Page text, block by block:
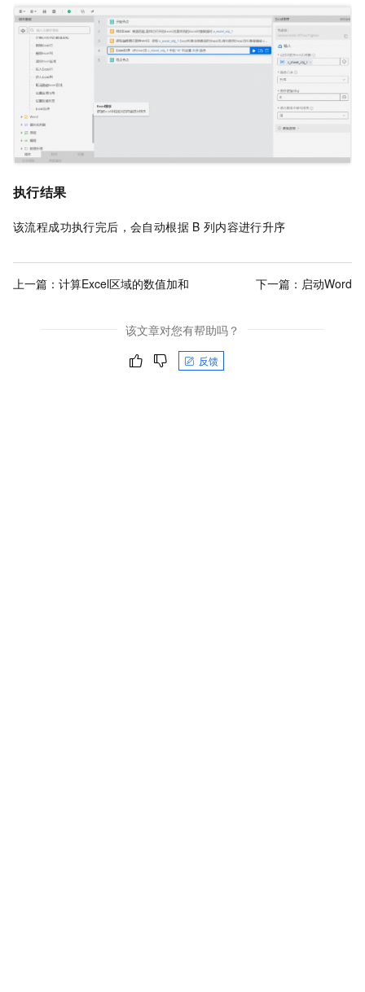
执行结果
该流程成功执行完后，会自动根据 B 列内容进行升序
上一篇： 计算Excel区域的数值加和 下一篇： 启动Word
该文章对您有帮助吗？
反馈